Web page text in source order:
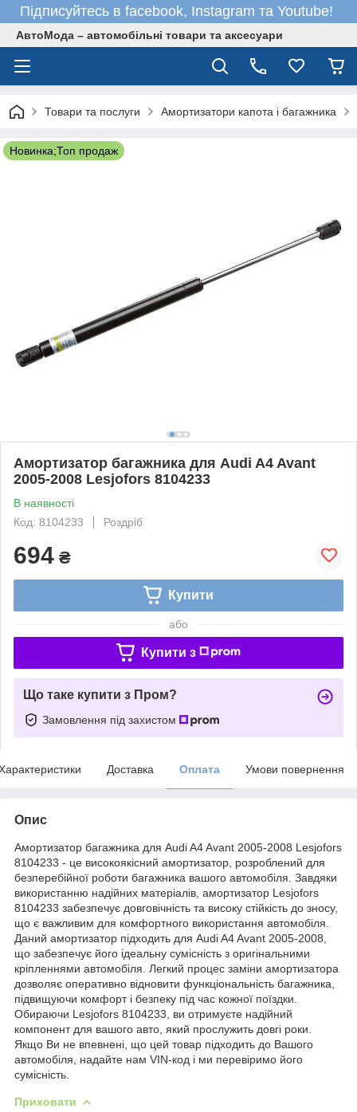
Підписуйтесь в facebook, Instagram та Youtube!
АвтоМода – автомобільні товари та аксесуари
Товари та послуги Амортизатори капота і багажника
Новинка;Топ продаж
Амортизатор багажника для Audi A4 Avant
2005-2008 Lesjofors 8104233
В наявності
Код: 8104233
Роздріб
694 ₴
Купити
або
Купити з
Що таке купити з Пром?
Замовлення під захистом
Доставка Оплата Умови повернення
Опис
Амортизатор багажника для Audi A4 Avant 2005-2008 Lesjofors
8104233 - це високоякісний амортизатор, розроблений для
безперебійної роботи багажника вашого автомобіля. Завдяки
використанню надійних матеріалів, амортизатор Lesjofors
8104233 забезпечує довговічність та високу стійкість до зносу,
що є важливим для комфортного використання автомобіля.
Даний амортизатор підходить для Audi A4 Avant 2005-2008,
що забезпечує його ідеальну сумісність з оригінальними
кріпленнями автомобіля. Легкий процес заміни амортизатора
дозволяє оперативно відновити функціональність багажника,
підвищуючи комфорт і безпеку під час кожної поїздки.
Обираючи Lesjofors 8104233, ви отримуєте надійний
компонент для вашого авто, який прослужить довгі роки.
Якщо Ви не впевнені, що цей товар підходить до Вашого
автомобіля, надайте нам VIN-код і ми перевіримо його
сумісність.
Приховати